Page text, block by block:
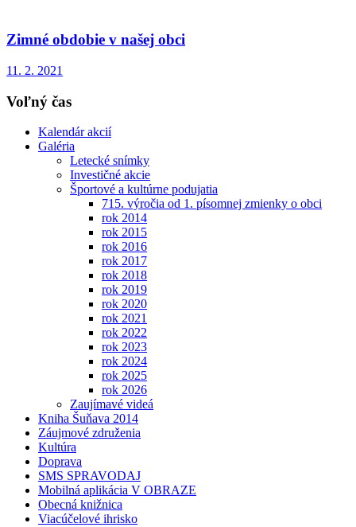
Zimné obdobie v našej obci
11. 2. 2021
Voľný čas
Kalendár akcií
Galéria
Letecké snímky
Investičné akcie
Športové a kultúrne podujatia
715. výročia od 1. písomnej zmienky o obci
rok 2014
rok 2015
rok 2016
rok 2017
rok 2018
rok 2019
rok 2020
rok 2021
rok 2022
rok 2023
rok 2024
rok 2025
rok 2026
Zaujímavé videá
Kniha Šuňava 2014
Záujmové združenia
Kultúra
Doprava
SMS SPRAVODAJ
Mobilná aplikácia V OBRAZE
Obecná knižnica
Viacúčelové ihrisko